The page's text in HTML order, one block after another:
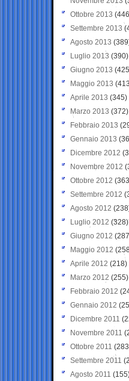
Ottobre 2013
Settembre 2013
Agosto 2013
Luglio 2013 (390)
Giugno 2013
Maggio 2013
Aprile 2013 (345)
Marzo 2013 (372)
Febbraio 2013
Gennaio 2013
Dicembre 2012
Novembre 2012
Ottobre 2012
Settembre 2012
Agosto 2012
Luglio 2012 (328)
Giugno 2012
Maggio 2012
Aprile 2012 (218)
Marzo 2012 (255)
Febbraio 2012
Gennaio 2012
Dicembre 2011
Novembre 2011
Ottobre 2011
Settembre 2011
Agosto 2011